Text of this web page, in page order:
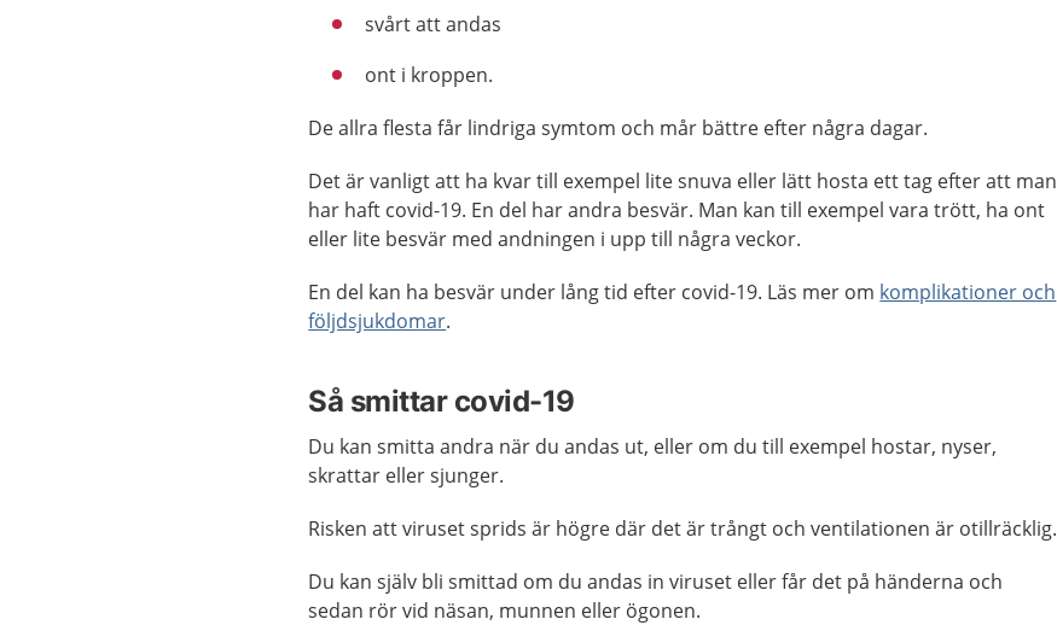
svårt att andas
ont i kroppen.
De allra flesta får lindriga symtom och mår bättre efter några dagar.
Det är vanligt att ha kvar till exempel lite snuva eller lätt hosta ett tag efter att man
har haft covid-19. En del har andra besvär. Man kan till exempel vara trött, ha ont
eller lite besvär med andningen i upp till några veckor.
En del kan ha besvär under lång tid efter covid-19. Läs mer om komplikationer och
följdsjukdomar.
Så smittar covid-19
Du kan smitta andra när du andas ut, eller om du till exempel hostar, nyser,
skrattar eller sjunger.
Risken att viruset sprids är högre där det är trångt och ventilationen är otillräcklig.
Du kan själv bli smittad om du andas in viruset eller får det på händerna och
sedan rör vid näsan, munnen eller ögonen.